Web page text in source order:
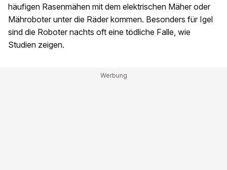
häufigen Rasenmähen mit dem elektrischen Mäher oder
Mähroboter unter die Räder kommen. Besonders für Igel
sind die Roboter nachts oft eine tödliche Falle, wie
Studien zeigen.